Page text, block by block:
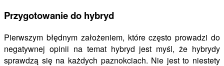
Przygotowanie do hybryd
Pierwszym błędnym założeniem, które często prowadzi do
negatywnej opinii na temat hybryd jest myśl, że hybrydy
sprawdzą się na każdych paznokciach. Nie jest to niestety